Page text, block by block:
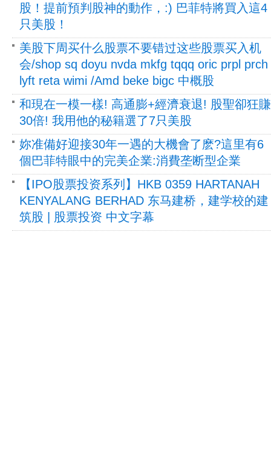
股！提前預判股神的動作，:) 巴菲特將買入這4
只美股！
美股下周买什么股票不要错过这些股票买入机
会/shop sq doyu nvda mkfg tqqq oric prpl prch
lyft reta wimi /Amd beke bigc 中概股
和現在一模一樣! 高通膨+經濟衰退! 股聖卻狂賺
30倍! 我用他的秘籍選了7只美股
妳准備好迎接30年一遇的大機會了麽?這里有6
個巴菲特眼中的完美企業:消費垄断型企業
【IPO股票投资系列】HKB 0359 HARTANAH
KENYALANG BERHAD 东马建桥，建学校的建
筑股 | 股票投资 中文字幕